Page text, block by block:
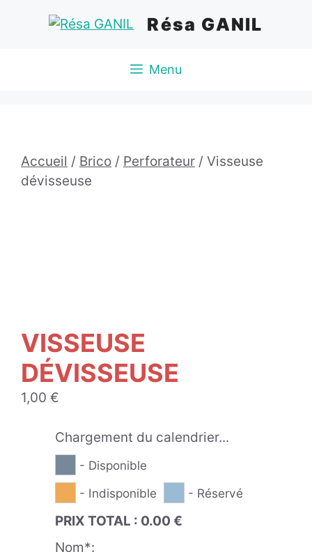
Résa GANIL
Menu
Accueil / Brico / Perforateur / Visseuse
dévisseuse
VISSEUSE
DÉVISSEUSE
1,00 €
Chargement du calendrier...
- Disponible
- Indisponible
- Réservé
PRIX TOTAL : 0.00 €
Nom*: